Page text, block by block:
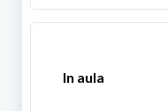
In aula